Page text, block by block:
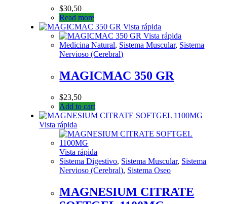
$30,50
Read more
Vista rápida
Vista rápida
Medicina Natural, Sistema Muscular, Sistema
Nervioso (Cerebral)
MAGICMAC 350 GR
$23,50
Add to cart
Vista rápida
Vista rápida
Sistema Digestivo, Sistema Muscular, Sistema
Nervioso (Cerebral), Sistema Oseo
MAGNESIUM CITRATE